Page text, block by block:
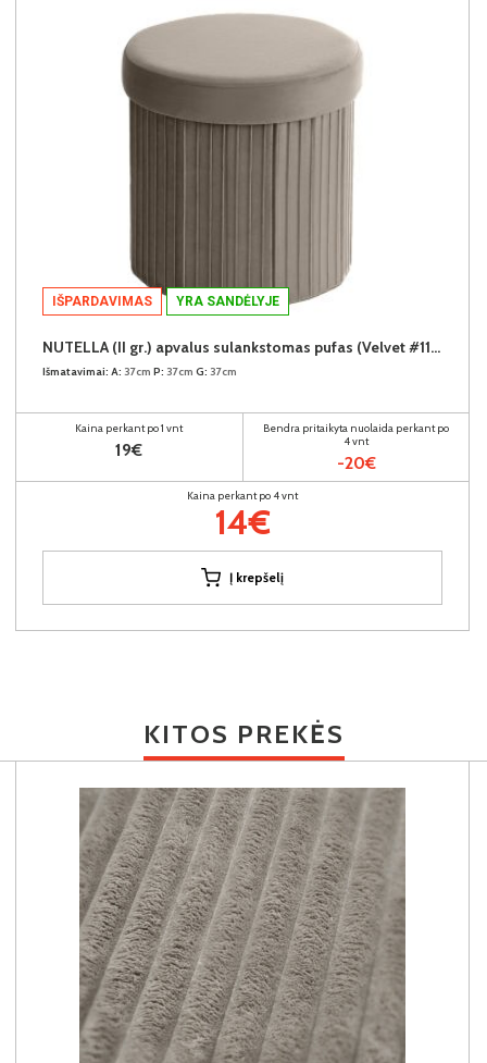
IŠPARDAVIMAS YRA SANDĖLYJE
NUTELLA (II gr.) apvalus sulankstomas pufas (Velvet #11 Šviesiai rudas)
Išmatavimai: A: 37cm P: 37cm G: 37cm
Kaina perkant po 1 vnt
19€
Bendra pritaikyta nuolaida perkant po
4 vnt
-20€
Kaina perkant po 4 vnt
14€
Į krepšelį
KITOS PREKĖS